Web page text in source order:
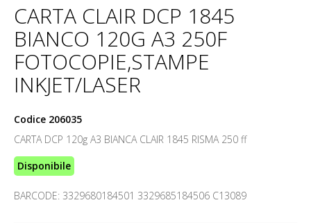
CARTA CLAIR DCP 1845
BIANCO 120G A3 250F
FOTOCOPIE,STAMPE
INKJET/LASER
Codice 206035
CARTA DCP 120g A3 BIANCA CLAIR 1845 RISMA 250 ff
Disponibile
BARCODE: 3329680184501 3329685184506 C13089